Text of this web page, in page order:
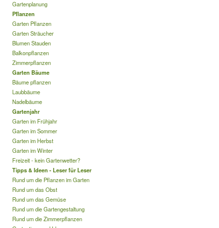
Gartenplanung
Pflanzen
Garten Pflanzen
Garten Sträucher
Blumen Stauden
Balkonpflanzen
Zimmerpflanzen
Garten Bäume
Bäume pflanzen
Laubbäume
Nadelbäume
Gartenjahr
Garten im Frühjahr
Garten im Sommer
Garten im Herbst
Garten im Winter
Freizeit - kein Gartenwetter?
Tipps & Ideen - Leser für Leser
Rund um die Pflanzen im Garten
Rund um das Obst
Rund um das Gemüse
Rund um die Gartengestaltung
Rund um die Zimmerpflanzen